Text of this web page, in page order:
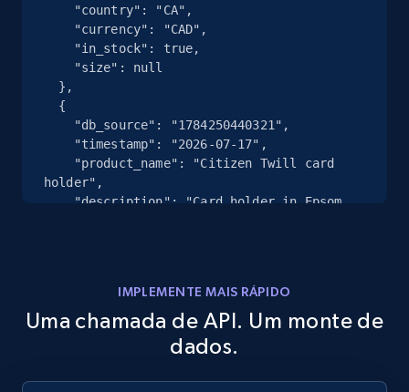
holder",
    "in_stock": true,
IMPLEMENTE MAIS RÁPIDO
Uma chamada de API. Um monte de
dados.